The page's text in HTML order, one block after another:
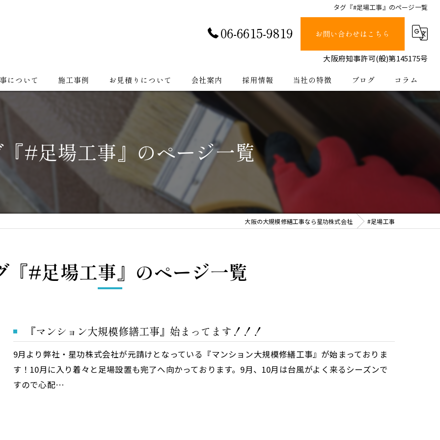
タグ『#足場工事』のページ一覧
06-6615-9819 お問い合わせはこちら
大阪府知事許可(般)第145175号
について 施工事例 お見積りについて 会社案内
会社紹介
採用情報 当社の特徴
塗装
防水
ブログ コラム
#足場工事』のページ一覧
大阪の大規模修繕工事なら星功株式会社 #足場工事
『#足場工事』のページ一覧
『マンション大規模修繕工事』始まってます！！！
9月より弊社・星功株式会社が元請けとなっている『マンション大規模修繕工事』が始まっておりま
す！10月に入り着々と足場設置も完了へ向かっております。9月、10月は台風がよく来るシーズンで
すので心配…